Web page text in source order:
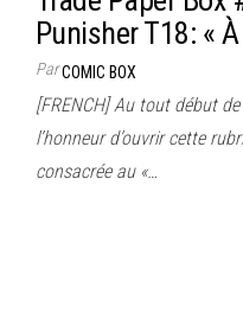
Punisher T18: «
ParCOMIC BOX
[FRENCH] Au tout début
l’honneur d’ouvrir cette
consacrée au «…